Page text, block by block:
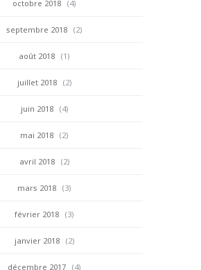
octobre 2018 (4)
septembre 2018 (2)
août 2018 (1)
juillet 2018 (2)
juin 2018 (4)
mai 2018 (2)
avril 2018 (2)
mars 2018 (3)
février 2018 (3)
janvier 2018 (2)
décembre 2017 (4)